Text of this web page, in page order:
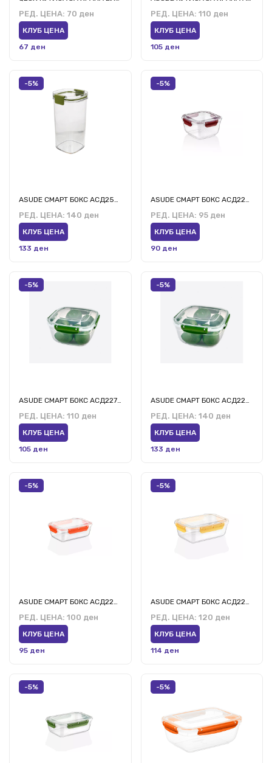
РЕД. ЦЕНА: 70 ден
КЛУБ ЦЕНА
67 ден
РЕД. ЦЕНА: 110 ден
КЛУБ ЦЕНА
105 ден
-5%
РЕД. ЦЕНА: 140 ден
КЛУБ ЦЕНА
133 ден
-5%
РЕД. ЦЕНА: 95 ден
КЛУБ ЦЕНА
90 ден
-5%
ASUDE СМАРТ БОКС АСД227 0.9л
РЕД. ЦЕНА: 110 ден
КЛУБ ЦЕНА
105 ден
-5%
ASUDE СМАРТ БОКС АСД228 1.5л
РЕД. ЦЕНА: 140 ден
КЛУБ ЦЕНА
133 ден
-5%
ASUDE СМАРТ БОКС АСД222 0.5л
РЕД. ЦЕНА: 100 ден
КЛУБ ЦЕНА
95 ден
-5%
ASUDE СМАРТ БОКС АСД223 0.9л
РЕД. ЦЕНА: 120 ден
КЛУБ ЦЕНА
114 ден
-5% -5%